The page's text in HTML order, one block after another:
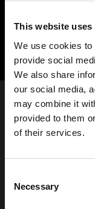
This website uses
We use cookies
provide social
We also share
our social media,
may combine it
provided to them
of their services.
Selection
Necessary
edificios de
EL
Tomás
para el